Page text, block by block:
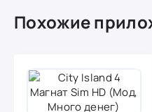
Похожие